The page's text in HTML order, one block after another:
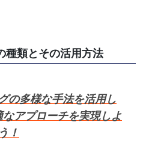
種類とその活用方法
の多様な手法を活用し
アプローチを実現しよ
う！